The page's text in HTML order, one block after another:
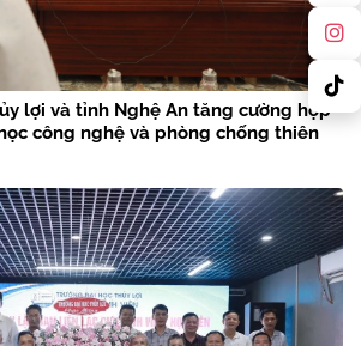
lợi và tỉnh Nghệ An tăng cường hợp
công nghệ và phòng chống thiên